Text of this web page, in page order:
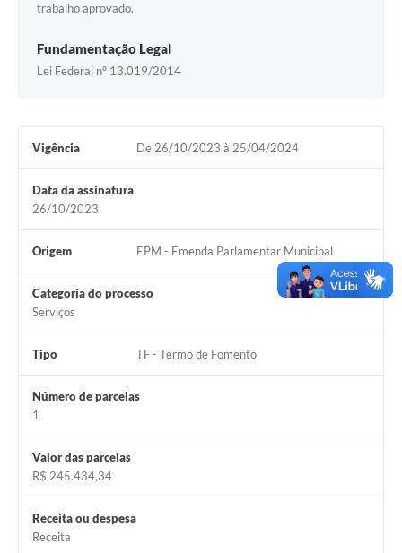
Galeria de Fotos
Contratos
Audiências Públicas
Obras
Galeria de Vídeos
Projetos
Contas Públicas
Links
Telefones Úteis
A Prefeitura
trabalho aprovado.
Fundamentação Legal
Lei Federal nº 13.019/2014
Vigência De 26/10/2023 à 25/04/2024
Data da assinatura
26/10/2023
Origem EPM - Emenda Parlamentar Municipal
Categoria do processo
Serviços
Tipo TF - Termo de Fomento
Número de parcelas
1
Valor das parcelas
R$ 245.434,34
Receita ou despesa
Receita